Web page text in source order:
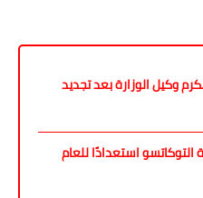
وكيل الوزارة بعد تجديد
استعدادًا للعام